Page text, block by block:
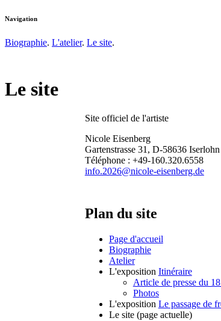
Navigation
Biographie. L'atelier. Le site.
Le site
Site officiel de l'artiste
Nicole Eisenberg
Gartenstrasse 31, D-58636 Iserlohn
Téléphone : +49-160.320.6558
info.2026@nicole-eisenberg.de
Plan du site
Page d'accueil
Biographie
Atelier
L'exposition Itinéraire
Article de presse du
Photos
L'exposition Le passage de
Le site (page actuelle)